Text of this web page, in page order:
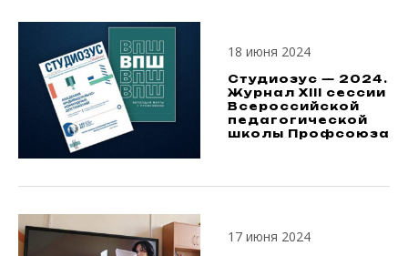
18 июня 2024
Студиозус — 2024.
Журнал XIII сессии
Всероссийской
педагогической
школы Профсоюза
17 июня 2024